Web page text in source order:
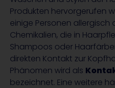
Produkten hervorgerufen
einige Personen
Chemikalien, die in
Shampoos oder
direkten Kontakt zur
Phänomen wird als
bezeichnet. Eine weitere